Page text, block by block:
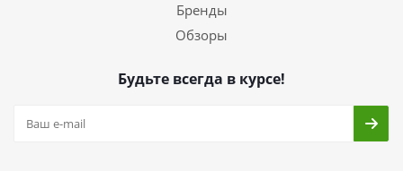
Бренды
Обзоры
Будьте всегда в курсе!